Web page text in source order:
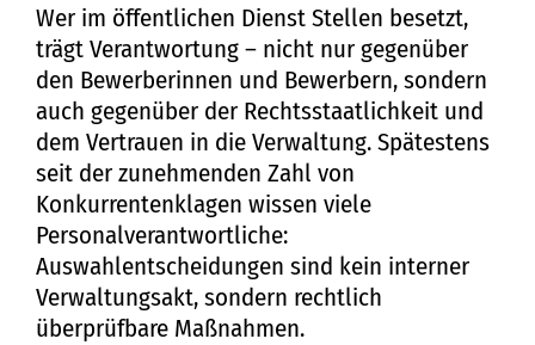
Wer im öffentlichen Dienst Stellen besetzt,
trägt Verantwortung – nicht nur gegenüber
den Bewerberinnen und Bewerbern, sondern
auch gegenüber der Rechtsstaatlichkeit und
dem Vertrauen in die Verwaltung. Spätestens
seit der zunehmenden Zahl von
Konkurrentenklagen wissen viele
Personalverantwortliche:
Auswahlentscheidungen sind kein interner
Verwaltungsakt, sondern rechtlich
überprüfbare Maßnahmen.